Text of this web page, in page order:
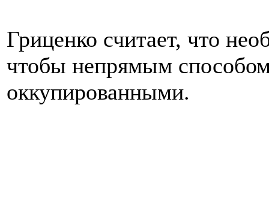
Гриценко считает, что
чтобы непрямым
оккупированными.